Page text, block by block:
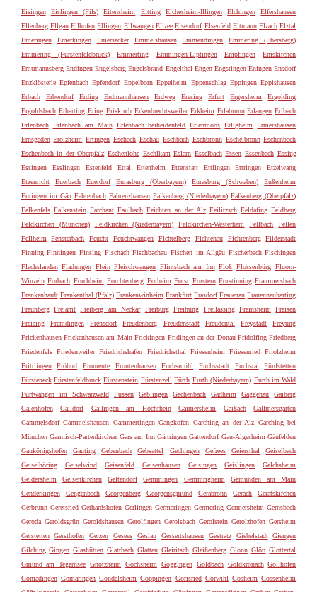
Eisingen
Eislingen (Fils) Eitensheim Eitting Elchesheim-Illingen Elchingen
Elfershausen
Ellenberg Ellgau Ellhofen Ellingen Ellwangen Ellzee Elsendorf Elsenfeld Eltmann Elzach Elztal
Emeringen
Emerkingen Emersacker Emmelshausen Emmendingen
Emmering (Ebersberg)
Emmering (Fürstenfeldbruck)
Emmerting Emmingen-Liptingen Empfingen
Emskirchen
Emtmannsberg Endingen Engelsberg Engelsbrand Engelthal Engen Engstingen Eningen Ensdorf
Enzklösterle Epfenbach Epfendorf Eppelborn Eppelheim Eppenschlag Eppingen Eppishausen
Erbach
Erbendorf Erding Erdmannhausen Erdweg Eresing Erfurt Ergersheim
Ergolding
Ergoldsbach Erharting Ering Eriskirch Erkenbrechtsweiler Erkheim Erlabrunn Erlangen Erlbach
Erlenbach Erlenbach am Main Erlenbach beiheidenfeld Erlenmoos Erligheim
Ermershausen
Ernsgaden Erolzheim Ertingen Eschach Eschau Eschbach Eschbronn Eschelbronn Eschenbach
Eschenbach in der Oberpfalz Eschenlohe Eschlkam Eslarn Esselbach Essen Essenbach Essing
Essingen
Esslingen Estenfeld Ettal Ettenheim Ettenstatt Ettlingen Ettringen
Etzelwang
Etzenricht
Euerbach Euerdorf Eurasburg (Oberbayern) Eurasburg (Schwaben)
Eußenheim
Eutingen im Gäu Fahrenbach Fahrenzhausen Falkenberg (Niederbayern) Falkenberg (Oberpfalz)
Falkenfels Falkenstein Farchant Faulbach Feichten an der Alz Feilitzsch Feldafing Feldberg
Feldkirchen (München)
Feldkirchen (Niederbayern) Feldkirchen-Westerham Fellbach
Fellen
Fellheim
Fensterbach Feucht Feuchtwangen Fichtelberg Fichtenau Fichtenberg
Filderstadt
Finning Finningen Finsing Fischach Fischbachau Fischen im Allgäu Fischerbach Fischingen
Flachslanden Fladungen Flein Fleischwangen Flintsbach am Inn Floß Flossenbürg Fluorn-
Winzeln Forbach Forchheim Forchtenberg Forheim Forst Forstern Forstinning Frammersbach
Frankenhardt Frankenthal (Pfalz) Frankenwinheim Frankfurt Frasdorf Frauenau Frauenneuharting
Fraunberg Freiamt Freiberg am Neckar Freiburg Freihung Freilassing Freinsheim
Freisen
Freising
Fremdingen Frensdorf Freudenberg Freudenstadt Freudental Freystadt
Freyung
Frickenhausen Frickenhausen am Main Frickingen Fridingen an der Donau Fridolfing Friedberg
Friedenfels Friedenweiler Friedrichshafen Friedrichsthal Friesenheim Friesenried Friolzheim
Frittlingen
Fröhnd Fronreute Frontenhausen Fuchsmühl Fuchsstadt Fuchstal
Fünfstetten
Fürsteneck Fürstenfeldbruck Fürstenstein Fürstenzell Fürth Furth (Niederbayern) Furth im Wald
Furtwangen im Schwarzwald
Füssen Gablingen Gachenbach Gädheim Gaggenau
Gaiberg
Gaienhofen
Gaildorf Gailingen am Hochrhein Gaimersheim Gaißach
Gallmersgarten
Gammelsdorf Gammelshausen Gammertingen Gangkofen Garching an der Alz Garching bei
München Garmisch-Partenkirchen Gars am Inn Gärtringen Gattendorf Gau-Algesheim Gäufelden
Gaukönigshofen
Gauting Gebenbach Gebsattel Gechingen Gefrees Geiersthal
Geiselbach
Geiselhöring
Geiselwind Geisenfeld Geisenhausen Geisingen Geislingen
Gelchsheim
Geldersheim
Gelsenkirchen Geltendorf Gemmingen Gemmrigheim
Gemünden am Main
Genderkingen
Gengenbach Georgenberg Georgensgmünd Gerabronn Gerach
Geratskirchen
Gerbrunn Geretsried Gerhardshofen Gerlingen Germaringen Germering Germersheim Gernsbach
Geroda Geroldsgrün Geroldshausen Gerolfingen Gerolsbach Gerolstein Gerolzhofen Gersheim
Gerstetten
Gersthofen Gerzen Gesees Geslau Gessertshausen Gestratz Giebelstadt
Giengen
Gilching Gingen Glashütten Glattbach Glatten Gleiritsch Gleißenberg Glonn Glött Glottertal
Gmund am Tegernsee Gnotzheim Gochsheim Göggingen Goldbach Goldkronach Gollhofen
Gomadingen Gomaringen Gondelsheim Göppingen Görisried Görwihl Gosheim Gössenheim